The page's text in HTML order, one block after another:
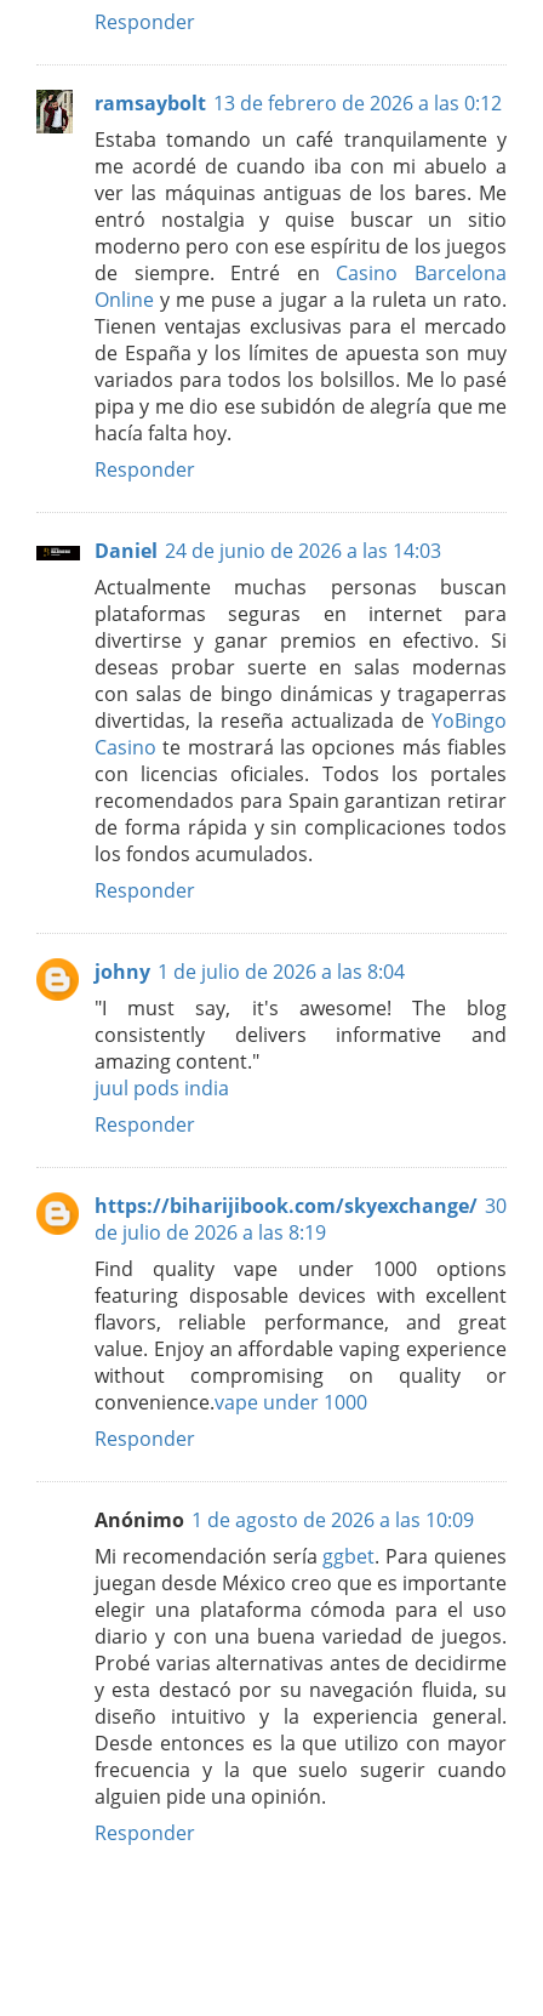
Responder
ramsaybolt 13 de febrero de 2026 a las 0:12
Estaba tomando un café tranquilamente y
me acordé de cuando iba con mi abuelo a
ver las máquinas antiguas de los bares. Me
entró nostalgia y quise buscar un sitio
moderno pero con ese espíritu de los juegos
de siempre. Entré en Casino Barcelona
Online y me puse a jugar a la ruleta un rato.
Tienen ventajas exclusivas para el mercado
de España y los límites de apuesta son muy
variados para todos los bolsillos. Me lo pasé
pipa y me dio ese subidón de alegría que me
hacía falta hoy.
Responder
Daniel 24 de junio de 2026 a las 14:03
Actualmente muchas personas buscan
plataformas seguras en internet para
divertirse y ganar premios en efectivo. Si
deseas probar suerte en salas modernas
con salas de bingo dinámicas y tragaperras
divertidas, la reseña actualizada de YoBingo
Casino te mostrará las opciones más fiables
con licencias oficiales. Todos los portales
recomendados para Spain garantizan retirar
de forma rápida y sin complicaciones todos
los fondos acumulados.
Responder
johny 1 de julio de 2026 a las 8:04
"I must say, it's awesome! The blog
consistently delivers informative and
amazing content."
juul pods india
Responder
https://biharijibook.com/skyexchange/ 30
de julio de 2026 a las 8:19
Find quality vape under 1000 options
featuring disposable devices with excellent
flavors, reliable performance, and great
value. Enjoy an affordable vaping experience
without compromising on quality or
convenience.vape under 1000
Responder
Anónimo 1 de agosto de 2026 a las 10:09
Mi recomendación sería ggbet. Para quienes
juegan desde México creo que es importante
elegir una plataforma cómoda para el uso
diario y con una buena variedad de juegos.
Probé varias alternativas antes de decidirme
y esta destacó por su navegación fluida, su
diseño intuitivo y la experiencia general.
Desde entonces es la que utilizo con mayor
frecuencia y la que suelo sugerir cuando
alguien pide una opinión.
Responder